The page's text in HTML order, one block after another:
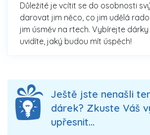
Důležité je vcítit se do osobnosti
darovat jim něco, co jim udělá
jim úsměv na rtech. Vybírejte
uvidíte, jaký budou mít úspěch!
Ještě jste nenašli
dárek? Zkuste Váš
upřesnit...